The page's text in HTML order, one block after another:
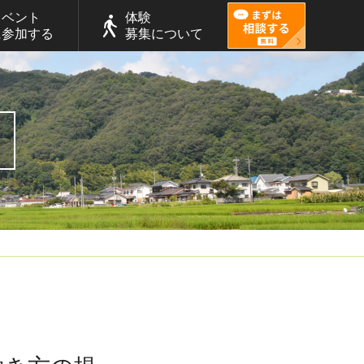
ント
加する
体験
募集について